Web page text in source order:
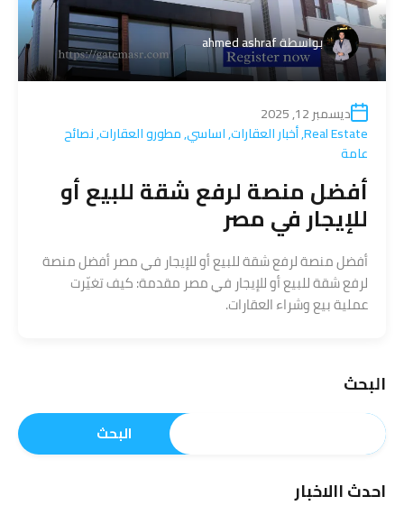
بواسطةahmed ashraf
ديسمبر 12, 2025
Real Estate
,أخبار العقارات,اساسي,مطورو العقارات,نصائح
عامة
أفضل منصة لرفع شقة للبيع أو
للإيجار في مصر
أفضل منصة لرفع شقة للبيع أو للإيجار في مصر أفضل منصة
لرفع شقة للبيع أو للإيجار في مصر مقدمة: كيف تغيّرت
عملية بيع وشراء العقارات.
البحث
البحث
احدث االاخبار